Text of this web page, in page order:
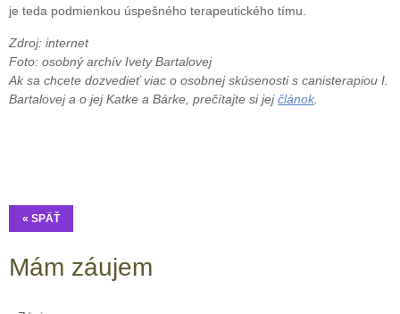
je teda podmienkou úspešného terapeutického tímu.
Zdroj: internet
Foto: osobný archív Ivety Bartalovej
Ak sa chcete dozvedieť viac o osobnej skúsenosti s canisterapiou I.
Bartalovej a o jej Katke a Bárke, prečítajte si jejčlánok.
« SPÄŤ
Mám záujem